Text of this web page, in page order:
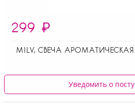
299 ₽
MILV, СВЕЧА АРОМАТИЧЕСКАЯ
Уведомить о